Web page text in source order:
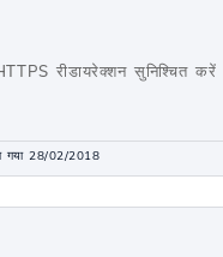
रीडायरेक्शन सुनिश्चित
गया 28/02/2018